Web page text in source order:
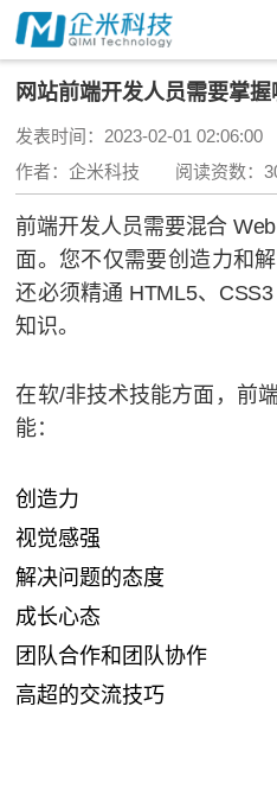
网站前端开发人员需要掌
发表时间：2023-02-01
作者：企米科技 阅读资数：
前端开发人员需要混合
面。您不仅需要创造力和
还必须精通 HTML5、
知识。
在软/非技术技能方面，前
能：
创造力
视觉感强
解决问题的态度
成长心态
团队合作和团队协作
高超的交流技巧